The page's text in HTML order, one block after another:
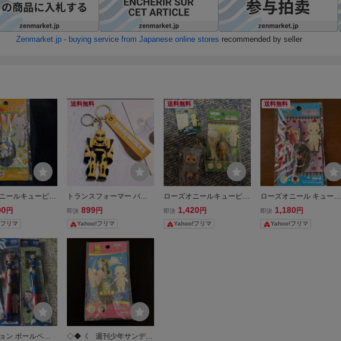
ールキューピー
ボン ハッピーコ
ラップ
円
リマ
送料無料
トランスフォーマー バン
ブルビー キーホルダー ス
即決 899円
Yahoo!フリマ
送料無料
ローズオニールキューピー
ゲゲゲの鬼太郎 キュージ
即決 1,420 円
Yahoo!フリマ
送料無料
ローズオニール キューピ
ー ヤッターマン ドロンジ
プ
即決 1,180 円
Yahoo!フリマ
ン ボールペン 3
◇◆《 週刊少年サンデー